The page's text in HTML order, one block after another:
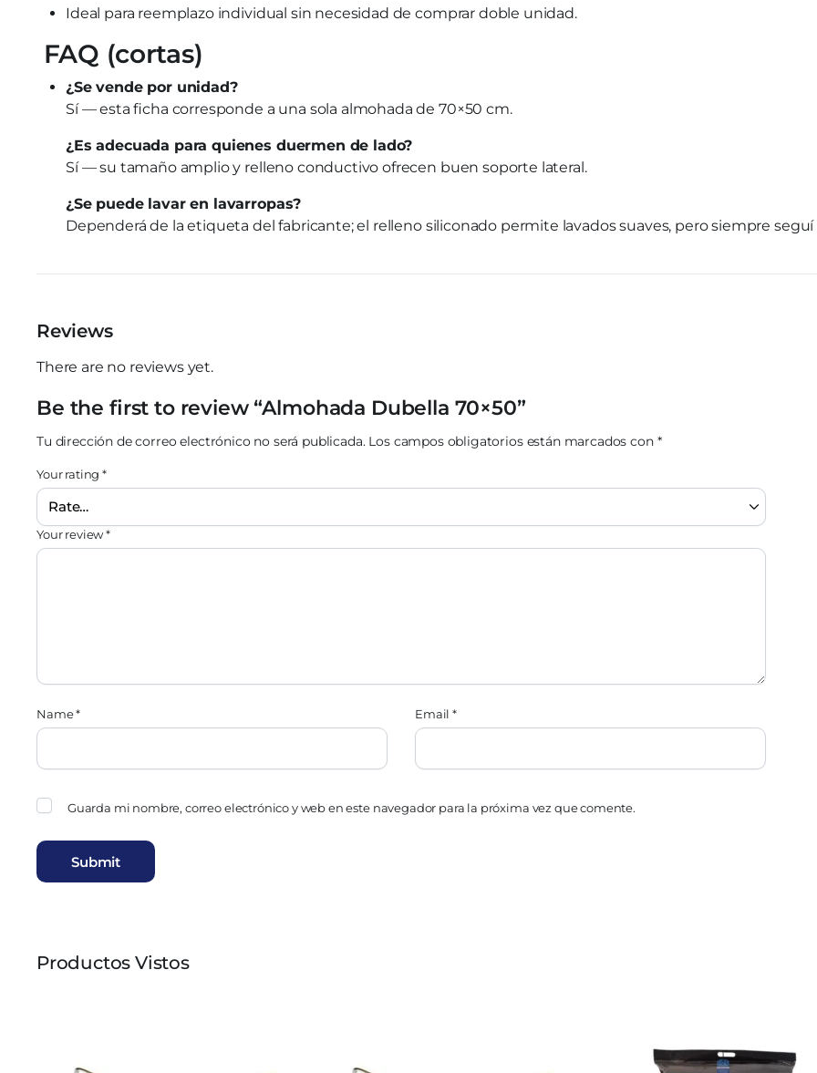
Ideal para reemplazo individual sin necesidad de comprar doble unidad.
FAQ (cortas)
¿Se vende por unidad?
Sí — esta ficha corresponde a una sola almohada de 70×50 cm.
¿Es adecuada para quienes duermen de lado?
Sí — su tamaño amplio y relleno conductivo ofrecen buen soporte lateral.
¿Se puede lavar en lavarropas?
Dependerá de la etiqueta del fabricante; el relleno siliconado permite lavados suaves, pero siempre
Reviews
There are no reviews yet.
Be the first to review “Almohada Dubella 70×50”
Tu dirección de correo electrónico no será publicada. Los campos obligatorios están marcados con *
Your rating*
Your review*
Name* Email*
Guarda mi nombre, correo electrónico y web en este navegador para la próxima vez que comente.
Productos Vistos